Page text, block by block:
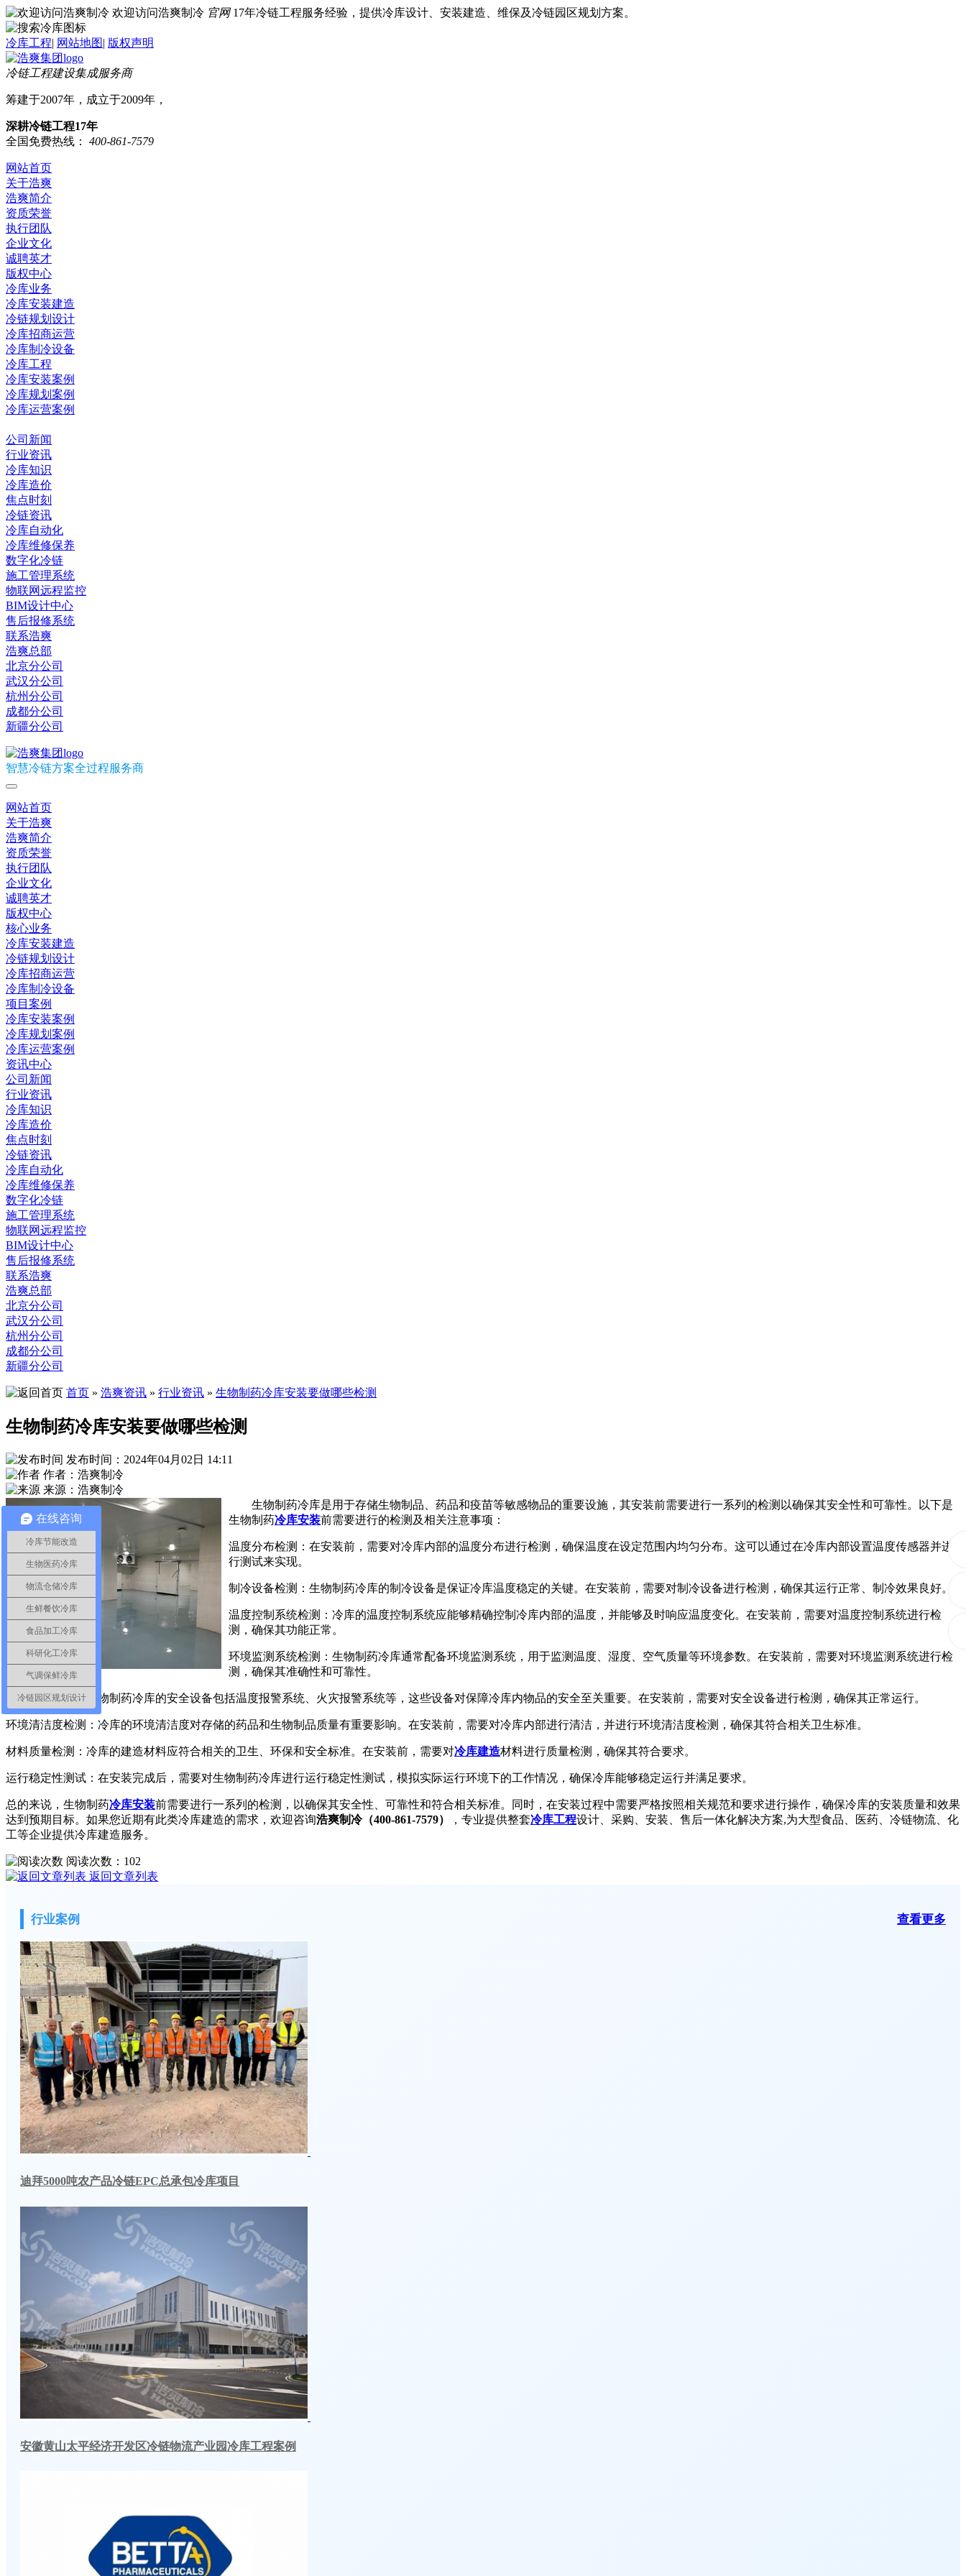
欢迎访问浩爽制冷 官网 17年冷链工程服务经验，提供冷库设计、安装建造、维保及冷链园区规划方案。
冷库工程| 网站地图| 版权声明
冷链工程建设集成服务商
筹建于2007年，成立于2009年，
深耕冷链工程17年
全国免费热线：
400-861-7579
网站首页
关于浩爽
浩爽简介
资质荣誉
执行团队
企业文化
诚聘英才
版权中心
冷库业务
冷库安装建造
冷链规划设计
冷库招商运营
冷库制冷设备
冷库工程
冷库安装案例
冷库规划案例
冷库运营案例
公司新闻
行业资讯
冷库知识
冷库造价
焦点时刻
冷链资讯
冷库自动化
冷库维修保养
数字化冷链
施工管理系统
物联网远程监控
BIM设计中心
售后报修系统
联系浩爽
浩爽总部
北京分公司
武汉分公司
杭州分公司
成都分公司
新疆分公司
智慧冷链方案全过程服务商
网站首页
关于浩爽
浩爽简介
资质荣誉
执行团队
企业文化
诚聘英才
版权中心
核心业务
冷库安装建造
冷链规划设计
冷库招商运营
冷库制冷设备
项目案例
冷库安装案例
冷库规划案例
冷库运营案例
资讯中心
公司新闻
行业资讯
冷库知识
冷库造价
焦点时刻
冷链资讯
冷库自动化
冷库维修保养
数字化冷链
施工管理系统
物联网远程监控
BIM设计中心
售后报修系统
联系浩爽
浩爽总部
北京分公司
武汉分公司
杭州分公司
成都分公司
新疆分公司
首页 » 浩爽资讯 » 行业资讯 » 生物制药冷库安装要做哪些检测
生物制药冷库安装要做哪些检测
发布时间：2024年04月02日 14:11
作者：浩爽制冷
来源：浩爽制冷
生物制药冷库是用于存储生物制品、药品和疫苗等敏感物品的重要设施，其安装前需要进行一系列的检测以确保其安全性和可靠性。以下是
生物制药冷库安装前需要进行的检测及相关注意事项：
温度分布检测：在安装前，需要对冷库内部的温度分布进行检测，确保温度在设定范围内均匀分布。这可以通过在冷库内部设置温度传感器并进
行测试来实现。
制冷设备检测：生物制药冷库的制冷设备是保证冷库温度稳定的关键。在安装前，需要对制冷设备进行检测，确保其运行正常、制冷效果良好。
温度控制系统检测：冷库的温度控制系统应能够精确控制冷库内部的温度，并能够及时响应温度变化。在安装前，需要对温度控制系统进行检
测，确保其功能正常。
环境监测系统检测：生物制药冷库通常配备环境监测系统，用于监测温度、湿度、空气质量等环境参数。在安装前，需要对环境监测系统进行检
测，确保其准确性和可靠性。
安全设备检测：生物制药冷库的安全设备包括温度报警系统、火灾报警系统等，这些设备对保障冷库内物品的安全至关重要。在安装前，需要对安全设备进行检测，确保其正常运行。
环境清洁度检测：冷库的环境清洁度对存储的药品和生物制品质量有重要影响。在安装前，需要对冷库内部进行清洁，并进行环境清洁度检测，确保其符合相关卫生标准。
材料质量检测：冷库的建造材料应符合相关的卫生、环保和安全标准。在安装前，需要对冷库建造材料进行质量检测，确保其符合要求。
运行稳定性测试：在安装完成后，需要对生物制药冷库进行运行稳定性测试，模拟实际运行环境下的工作情况，确保冷库能够稳定运行并满足要求。
总的来说，生物制药冷库安装前需要进行一系列的检测，以确保其安全性、可靠性和符合相关标准。同时，在安装过程中需要严格按照相关规范和要求进行操作，确保冷库的安装质量和效果
达到预期目标。如果您近期有此类冷库建造的需求，欢迎咨询浩爽制冷（400-861-7579） ，专业提供整套冷库工程设计、采购、安装、售后一体化解决方案,为大型食品、医药、冷链物流、化
工等企业提供冷库建造服务。
阅读次数： 102
返回文章列表
行业案例 查看更多
迪拜5000吨农产品冷链EPC总承包冷库项目
安徽黄山太平经济开发区冷链物流产业园冷库工程案例
在线咨询
冷库节能改造
生物医药冷库
物流仓储冷库
生鲜餐饮冷库
食品加工冷库
科研化工冷库
气调保鲜冷库
冷链园区规划设计